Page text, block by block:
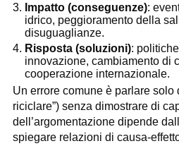
Impatto (conseguenze):
idrico, peggioramento della
disuguaglianze.
Risposta (soluzioni):
innovazione, cambiamento di
cooperazione internazionale.
Un errore comune è parlare solo
riciclare”) senza dimostrare di
dell’argomentazione dipende
spiegare relazioni di causa-